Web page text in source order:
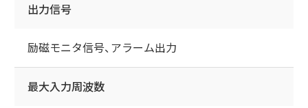
出力信号
励磁モニタ信号、アラーム出力
最大入力周波数